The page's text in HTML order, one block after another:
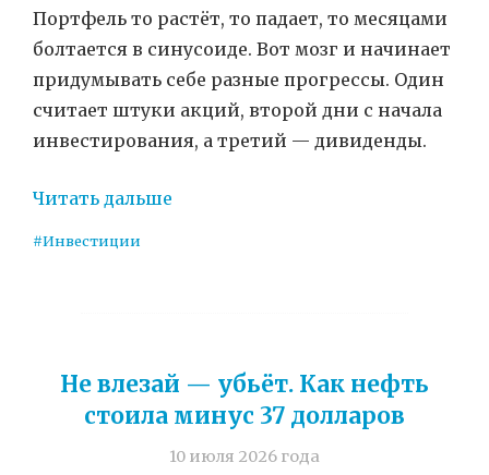
Портфель то растёт, то падает, то месяцами
болтается в синусоиде. Вот мозг и начинает
придумывать себе разные прогрессы. Один
считает штуки акций, второй дни с начала
инвестирования, а третий — дивиденды.
Читать дальше
#Инвестиции
Не влезай — убьёт. Как нефть
стоила минус 37 долларов
10 июля 2026 года